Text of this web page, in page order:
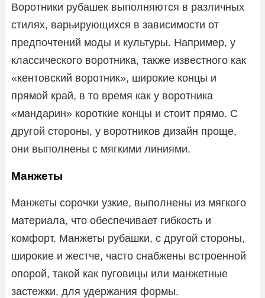
Воротники рубашек выполняются в различных
стилях, варьирующихся в зависимости от
предпочтений моды и культуры. Например, у
классического воротника, также известного как
«кентовский воротник», широкие концы и
прямой край, в то время как у воротника
«мандарин» короткие концы и стоит прямо. С
другой стороны, у воротников дизайн проще,
они выполнены с мягкими линиями.
Манжеты
Манжеты сорочки узкие, выполнены из мягкого
материала, что обеспечивает гибкость и
комфорт. Манжеты рубашки, с другой стороны,
широкие и жестче, часто снабжены встроенной
опорой, такой как пуговицы или манжетные
застежки, для удержания формы.